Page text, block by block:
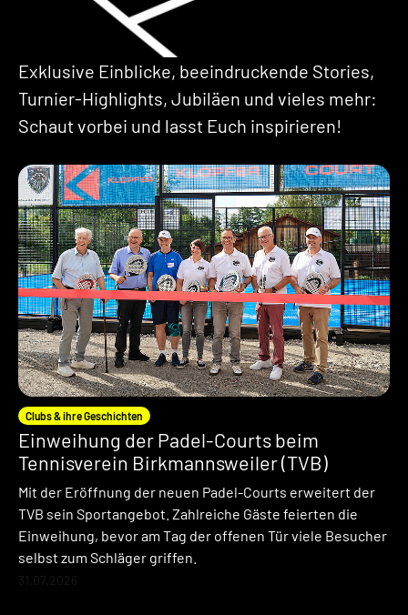
Exklusive Einblicke, beeindruckende Stories,
Turnier-Highlights, Jubiläen und vieles mehr:
Schaut vorbei und lasst Euch inspirieren!
Clubs & ihre Geschichten
Einweihung der Padel-Courts beim
Tennisverein Birkmannsweiler (TVB)
Mit der Eröffnung der neuen Padel-Courts erweitert der
TVB sein Sportangebot. Zahlreiche Gäste feierten die
Einweihung, bevor am Tag der offenen Tür viele Besucher
selbst zum Schläger griffen.
31.07.2026